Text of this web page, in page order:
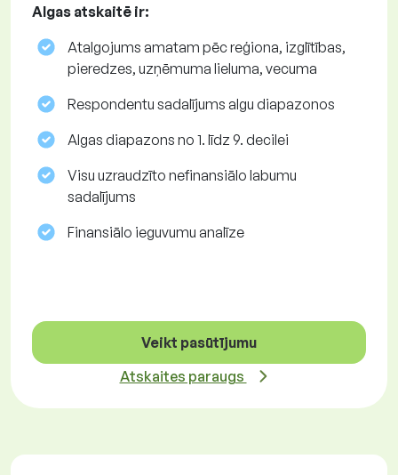
Algas atskaitē ir:
Atalgojums amatam pēc reģiona, izglītības,
pieredzes, uzņēmuma lieluma, vecuma
Respondentu sadalījums algu diapazonos
Algas diapazons no 1. līdz 9. decilei
Visu uzraudzīto nefinansiālo labumu
sadalījums
Finansiālo ieguvumu analīze
Veikt pasūtījumu
Atskaites paraugs